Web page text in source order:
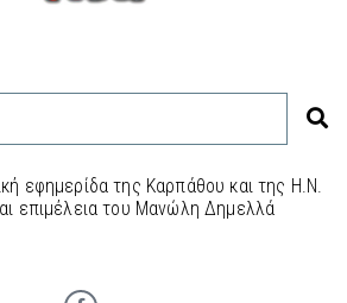
εφημερίδα της Καρπάθου και της Η.Ν.
επιμέλεια του Μανώλη Δημελλά